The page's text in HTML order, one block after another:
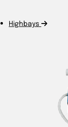
Highbays